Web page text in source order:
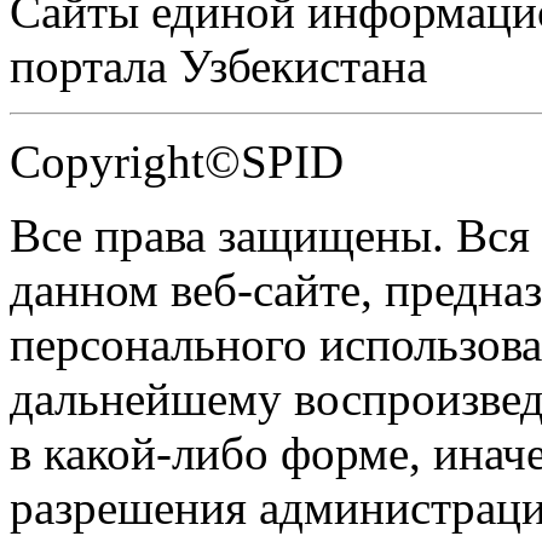
Сайты единой
портала Узбекистана
Copyright©SPID
Все права защищены.
данном веб-сайте,
персонального
дальнейшему
в какой-либо форме,
разрешения